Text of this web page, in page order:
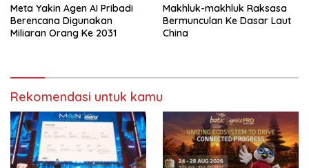
Meta Yakin Agen AI Pribadi
Berencana Digunakan
Miliaran Orang Ke 2031
Makhluk-makhluk Raksasa
Bermunculan Ke Dasar Laut
China
Rekomendasi untuk kamu